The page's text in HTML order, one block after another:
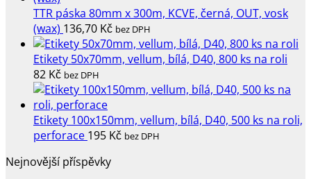
TTR páska 80mm x 300m, KCVE, černá, OUT, vosk
(wax) 136,70 Kč bez DPH
Etikety 50x70mm, vellum, bílá, D40, 800 ks na roli
82 Kč bez DPH
Etikety 100x150mm, vellum, bílá, D40, 500 ks na roli,
perforace 195 Kč bez DPH
Nejnovější příspěvky